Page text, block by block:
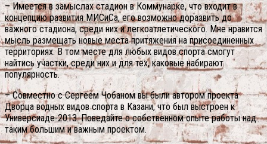
– Имеется в замыслах стадион в Коммунарке, что входит в
концепцию развития МИСиСа, его возможно доразвить до
важного стадиона, среди них и легкоатлетического. Мне нравится
мысль размещать новые места притяжения на присоединенных
территориях. В том месте для любых видов спорта смогут
найтись участки, среди них и для тех, каковые набирают
популярность.
– Совместно с Сергеем Чобаном вы были автором проекта
Дворца водных видов спорта в Казани, что был выстроен к
Универсиаде-2013. Поведайте о собственном опыте работы над
таким большим и важным проектом.